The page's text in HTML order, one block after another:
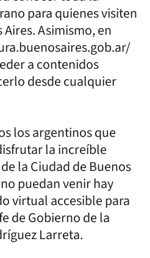
para quienes visiten
Asimismo, en
a contenidos
desde cualquier
los argentinos que
la increíble
la Ciudad de Buenos
puedan venir hay
virtual accesible para
de Gobierno de la
Larreta.